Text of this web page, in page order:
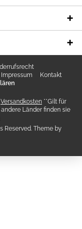
Impressum
Kontakt
Versandkosten **Gilt für
Länder finden sie
Reserved. Theme by